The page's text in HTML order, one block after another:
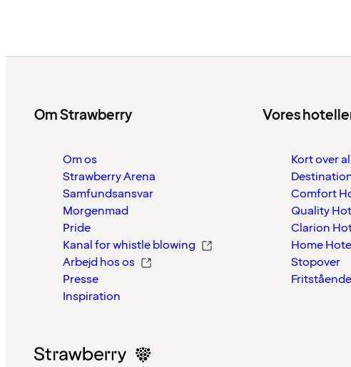
Om Strawberry
Om os
Strawberry Arena
Samfundsansvar
Morgenmad
Pride
Kanal for whistle blowing
Arbejd hos os
Presse
Inspiration
Vores
Kort over
Comfort
Quality
Clarion
Home
Stopover